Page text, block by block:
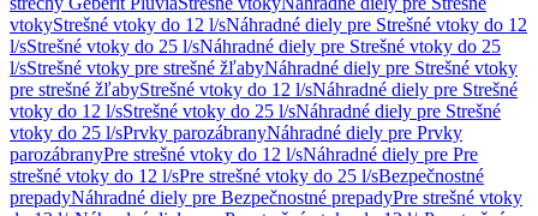
vtokyStrešné vtoky do 12 l/sNáhradné diely pre Strešné vtoky do 12
l/sStrešné vtoky do 25 l/sNáhradné diely pre Strešné vtoky do 25
l/sStrešné vtoky pre strešné žľabyNáhradné diely pre Strešné vtoky
pre strešné žľabyStrešné vtoky do 12 l/sNáhradné diely pre Strešné
vtoky do 12 l/sStrešné vtoky do 25 l/sNáhradné diely pre Strešné
vtoky do 25 l/sPrvky parozábranyNáhradné diely pre Prvky
parozábranyPre strešné vtoky do 12 l/sNáhradné diely pre Pre
strešné vtoky do 12 l/sPre strešné vtoky do 25 l/sBezpečnostné
prepadyNáhradné diely pre Bezpečnostné prepadyPre strešné vtoky